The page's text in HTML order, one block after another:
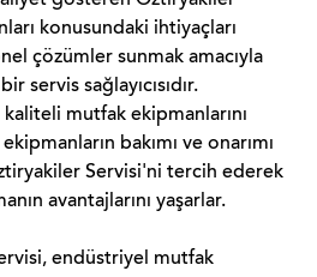
konusundaki ihtiyaçları
çözümler sunmak amacıyla
servis sağlayıcısıdır.
mutfak ekipmanlarını
bakımı ve onarımı
Servisi'ni tercih ederek
avantajlarını yaşarlar.
endüstriyel mutfak